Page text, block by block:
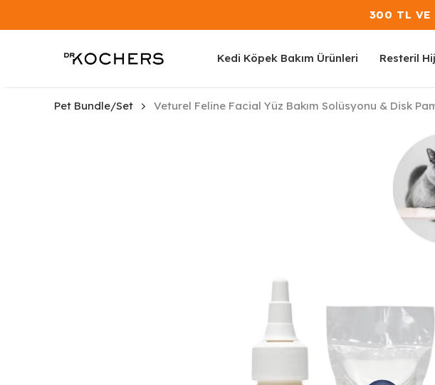
300 TL VE
Kedi Köpek Bakım Ürünleri Resteril
Pet Bundle/Set
Veturel Feline Facial Yüz Bakım Solüsyonu & Disk